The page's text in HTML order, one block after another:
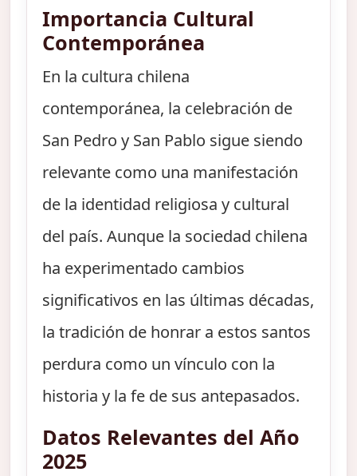
Importancia Cultural
Contemporánea
En la cultura chilena
contemporánea, la celebración de
San Pedro y San Pablo sigue siendo
relevante como una manifestación
de la identidad religiosa y cultural
del país. Aunque la sociedad chilena
ha experimentado cambios
significativos en las últimas décadas,
la tradición de honrar a estos santos
perdura como un vínculo con la
historia y la fe de sus antepasados.
Datos Relevantes del Año
2025